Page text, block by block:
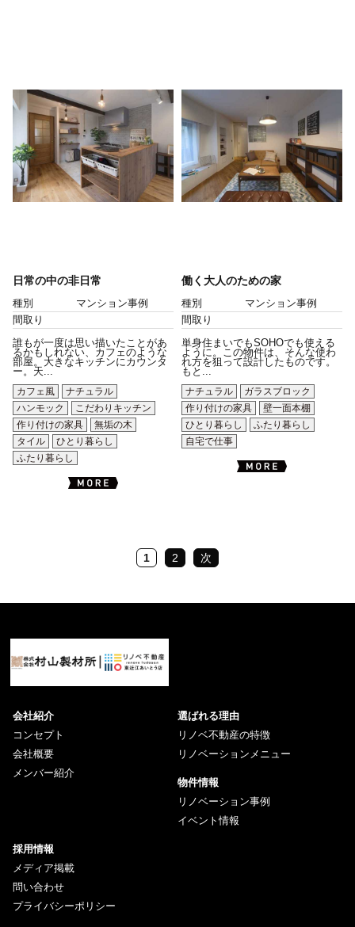
日常の中の非日常
種別
マンション事例
間取り
誰もが一度は思い描いたことがあ
るかもしれない、カフェのような
部屋。大きなキッチンにカウンタ
ー。天...
カフェ風
ナチュラル
ハンモック
こだわりキッチン
作り付けの家具
無垢の木
タイル
ひとり暮らし
ふたり暮らし
働く大人のための家
種別
マンション事例
間取り
単身住まいでもSOHOでも使える
ように。この物件は、そんな使わ
れ方を狙って設計したものです。
もと...
ナチュラル
ガラスブロック
作り付けの家具
壁一面本棚
ひとり暮らし
ふたり暮らし
自宅で仕事
1 2 次
会社紹介
コンセプト
会社概要
メンバー紹介
選ばれる理由
リノベ不動産の特徴
リノベーションメニュー
物件情報
リノベーション事例
イベント情報
採用情報
メディア掲載
問い合わせ
プライバシーポリシー